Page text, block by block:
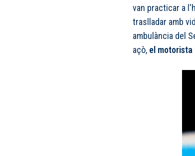
van practicar a
traslladar amb
ambulància del
açò, el motorista